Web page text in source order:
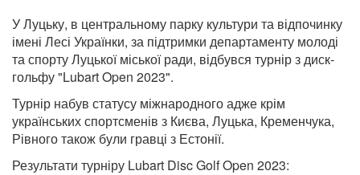
У Луцьку, в центральному парку культури та відпочинку
імені Лесі Українки, за підтримки департаменту молоді
та спорту Луцької міської ради, відбувся турнір з диск-
гольфу "Lubart Open 2023".
Турнір набув статусу міжнародного адже крім
українських спортсменів з Києва, Луцька, Кременчука,
Рівного також були гравці з Естонії.
Результати турніру Lubart Disc Golf Open 2023: